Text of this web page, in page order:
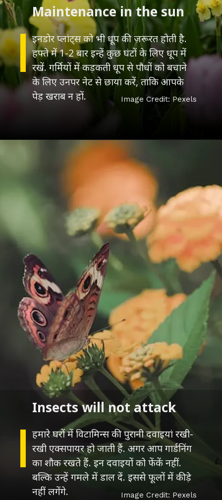
इनडोर प्लांट्स को भी धूप की ज़रूरत होती है.
हफ्ते में 1-2 बार इन्हें कुछ घंटों के लिए धूप में
रखें. गर्मियों में कड़कती धूप से पौधों को बचाने
के लिए उनपर नेट से छाया करें, ताकि आपके
पेड़ खराब न हों.
Maintenance in the sun
Image Credit: Pexels
हमारे घरों में विटामिन्स की पुरानी दवाइयां रखी-
रखी एक्सपायर हो जाती हैं. अगर आप गार्डनिंग
का शौक रखते हैं. इन दवाइयों को फेंकें नहीं.
बल्कि उन्हें गमले में डाल दें. इससे फूलों में कीड़े
नहीं लगेंगे.
Insects will not attack
Image Credit: Pexels